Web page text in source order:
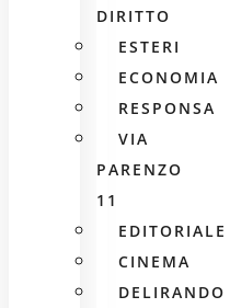
DIRITTO
ESTERI
ECONOMIA
RESPONSA
VIA
PARENZO
11
EDITORIALE
CINEMA
DELIRANDO